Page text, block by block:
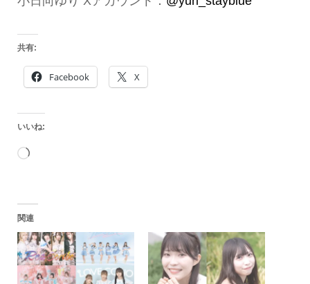
共有:
Facebook X
いいね:
読
込
み
中…
関連